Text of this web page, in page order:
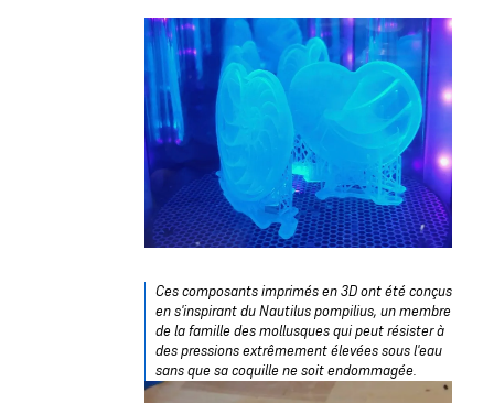
Ces composants imprimés en 3D ont été conçus
en s'inspirant du Nautilus pompilius, un membre
de la famille des mollusques qui peut résister à
des pressions extrêmement élevées sous l'eau
sans que sa coquille ne soit endommagée.